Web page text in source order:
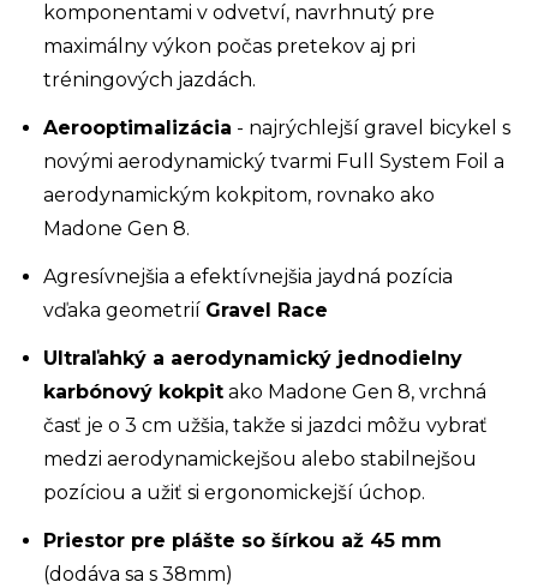
komponentami v odvetví, navrhnutý pre
maximálny výkon počas pretekov aj pri
tréningových jazdách.
Aerooptimalizácia - najrýchlejší gravel bicykel s
novými aerodynamický tvarmi Full System Foil a
aerodynamickým kokpitom, rovnako ako
Madone Gen 8.
Agresívnejšia a efektívnejšia jaydná pozícia
vďaka geometrií Gravel Race
Ultraľahký a aerodynamický jednodielny
karbónový kokpit ako Madone Gen 8, vrchná
časť je o 3 cm užšia, takže si jazdci môžu vybrať
medzi aerodynamickejšou alebo stabilnejšou
pozíciou a užiť si ergonomickejší úchop.
Priestor pre plášte so šírkou až 45 mm
(dodáva sa s 38mm)